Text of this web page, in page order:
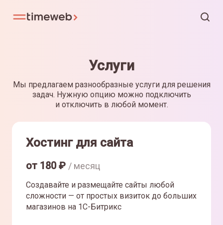
Услуги
Мы предлагаем разнообразные услуги для решения
задач. Нужную опцию можно подключить
и отключить в любой момент.
Хостинг для сайта
от 180₽ / месяц
Создавайте и размещайте сайты любой
сложности — от простых визиток до больших
магазинов на 1С-Битрикс